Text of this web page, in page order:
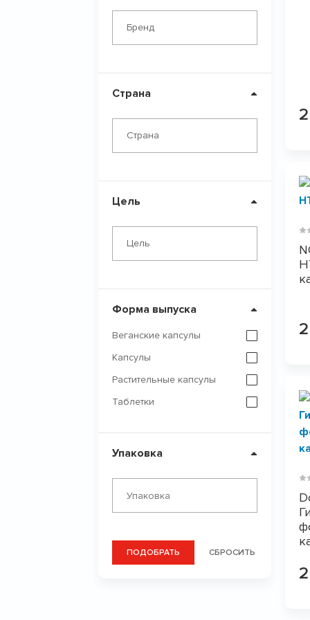
L-Карнитин
Бренд
Страна
Страна
Цель
Цель
Форма выпуска
Веганские капсулы
Капсулы
Растительные капсулы
Таблетки
Упаковка
ПОДОБРАТЬ СБРОСИТЬ